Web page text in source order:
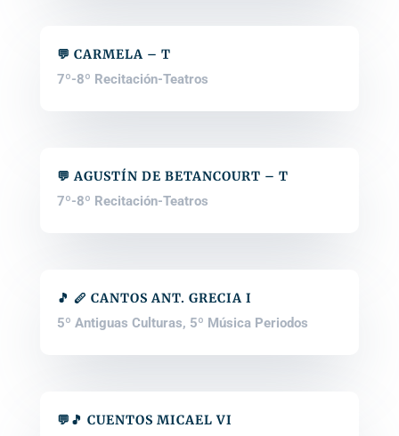
💬 CARMELA – T
7º-8º Recitación-Teatros
💬 AGUSTÍN DE BETANCOURT – T
7º-8º Recitación-Teatros
🎵 🪈 CANTOS ANT. GRECIA I
5º Antiguas Culturas, 5º Música Periodos
💬🎵 CUENTOS MICAEL VI